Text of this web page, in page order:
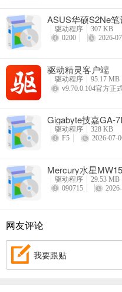
ASUS华硕S2Ne
驱动程序
307 KB
0200
2026-
驱动精灵客户端
驱动程序
95.17 MB
v9.70.0.104官方正
Gigabyte技嘉GA-
驱动程序
328 KB
F5
2026-07-
Mercury水星
驱动程序
29.53 MB
090715
网友评论
我要跟贴